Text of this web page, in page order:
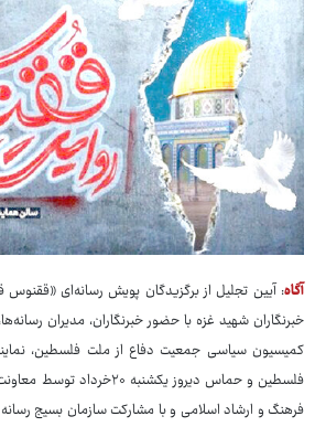
آگاه: آیین تجلیل از برگزیدگان پویش رسانه‌ای «ققنوس
خبرنگاران شهید غزه با حضور خبرنگاران، مدیران
کمیسیون سیاسی جمعیت دفاع از ملت فلسطین،
فلسطین و حماس دیروز یکشنبه
فرهنگ و ارشاد اسلامی و با مشارکت سازمان بسیج